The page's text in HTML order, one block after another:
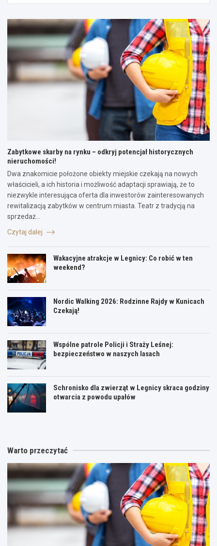
Zabytkowe skarby na rynku – odkryj potencjał historycznych
nieruchomości!
Dwa znakomicie położone obiekty miejskie czekają na nowych
właścicieli, a ich historia i możliwość adaptacji sprawiają, że to
niezwykle interesująca oferta dla inwestorów zainteresowanych
rewitalizacją zabytków w centrum miasta. Teatr z tradycją na
sprzedaż…
Czytaj dalej
Wakacyjne atrakcje w Legnicy: Co robić w ten
weekend?
Nordic Walking 2026: Rodzinne Rajdy w Kunicach
Czekają!
Wspólne patrole Policji i Straży Leśnej:
bezpieczeństwo w naszych lasach
Schronisko dla zwierząt w Legnicy skraca godziny
otwarcia z powodu upałów
Warto przeczytać